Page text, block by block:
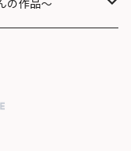
の作品～